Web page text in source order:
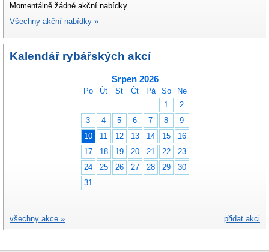
Momentálně žádné akční nabídky.
Všechny akční nabídky »
Kalendář rybářských akcí
Srpen 2026
Po Út St Čt Pá So
Ne
1
2
3
4 5 6 7 8
9
10
11 12 13 14 15
16
17
18 19 20 21 22
23
24
25 26 27 28 29
30
31
přidat akci
všechny akce »